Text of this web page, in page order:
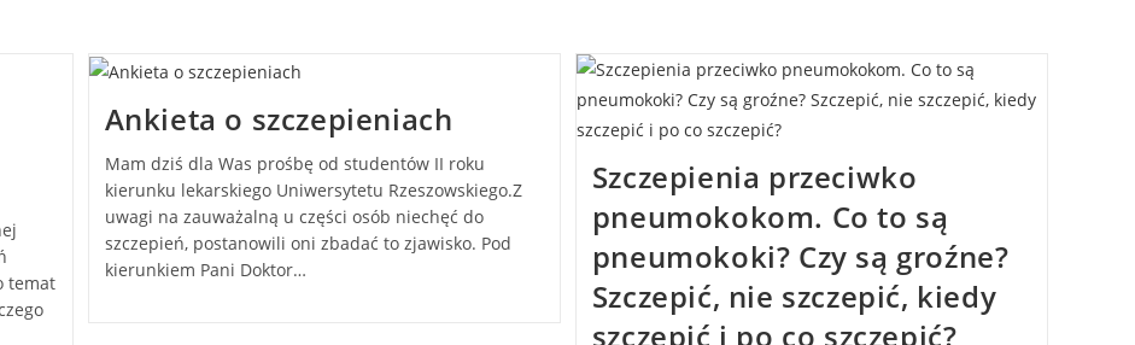
temat
Ankieta o szczepieniach
Mam dziś dla Was prośbę od studentów II roku
kierunku lekarskiego Uniwersytetu Rzeszowskiego.Z
uwagi na zauważalną u części osób niechęć do
szczepień, postanowili oni zbadać to zjawisko. Pod
kierunkiem Pani Doktor…
Szczepienia przeciwko
pneumokokom. Co to są
pneumokoki? Czy są groźne?
Szczepić, nie szczepić, kiedy
szczepić i po co szczepić?